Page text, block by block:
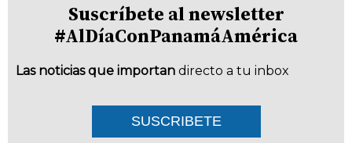
Suscríbete al newsletter
#AlDíaConPanamáAmérica
Las noticias que importan directo a tu inbox
SUSCRIBETE